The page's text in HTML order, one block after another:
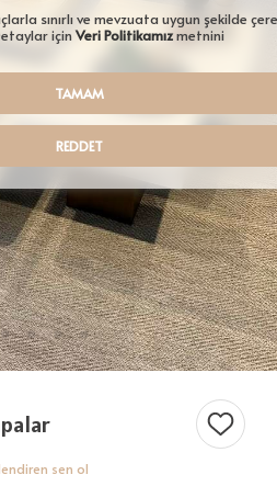
Aydınlatmalar
Tepsiler
Saksılar
Servisler
Sehpalar
Tüm Ürünler ürünleri
sen ol
sınırlı ve mevzuata uygun şekilde
içinVeri Politikamızmetnini
TAMAM
REDDET